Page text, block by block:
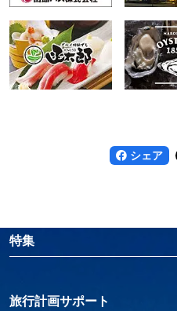
シェア
特集
旅行計画サポート